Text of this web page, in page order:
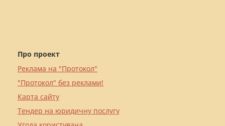
Про проект
Реклама на "Протокол"
"Протокол" без реклами!
Карта сайту
Тендер на юридичну послугу